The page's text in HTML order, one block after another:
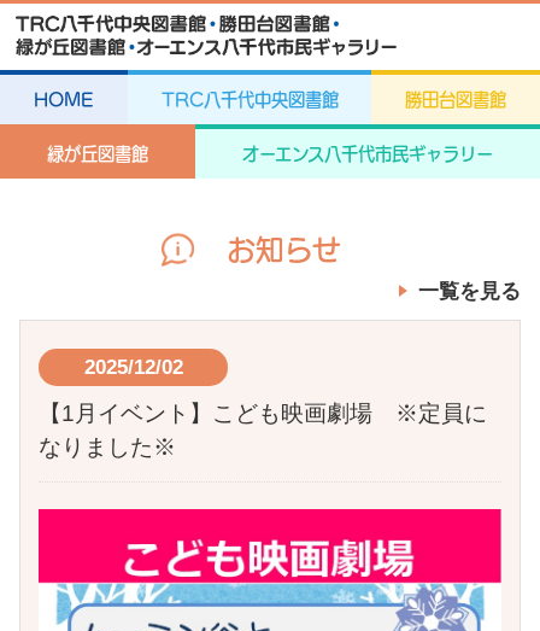
HOME TRC八千代中央図書館 勝田台図書館
緑が丘図書館 オーエンス八千代市民ギャラリー
お知らせ
一覧を見る
2025/12/02
【1月イベント】こども映画劇場 ※定員に
なりました※